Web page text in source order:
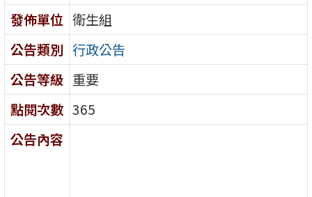
發佈單位 衛生組
公告類別 行政公告
公告等級 重要
點閱次數 365
公告內容